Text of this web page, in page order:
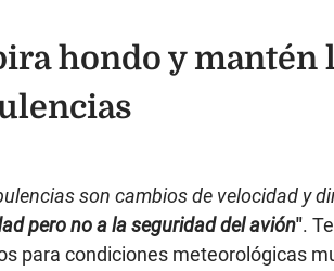
hondo y mantén
son cambios de velocidad y
pero no a la seguridad del avión".
para condiciones meteorológicas